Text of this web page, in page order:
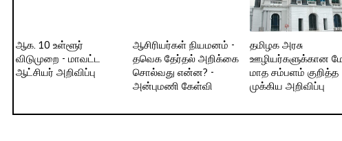
ஆக. 10 உள்ளூர்
விடுமுறை - மாவட்ட
ஆட்சியர் அறிவிப்பு
ஆசிரியர்கள் நியமனம் -
தவெக தேர்தல் அறிக்கை
சொல்வது என்ன? -
அன்புமணி கேள்வி
தமிழக அரசு
ஊழியர்களுக்கான
மாத சம்பளம் குறித்த
முக்கிய அறிவிப்பு